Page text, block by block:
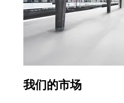
我们的市场